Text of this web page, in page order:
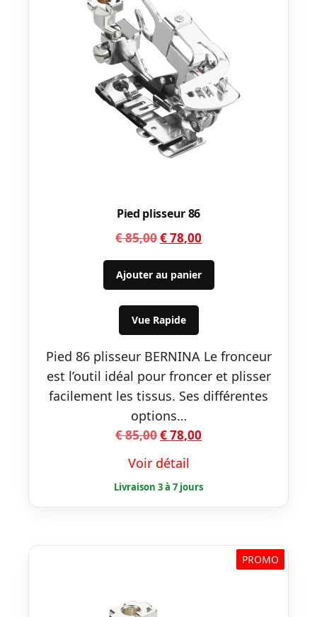
Pied plisseur 86
€85,00Le
prix
initial
était :
€ 85,00.
€78,00
prix
actuel
est :
Ajouter au panier
Vue Rapide
Pied 86 plisseur BERNINA Le fronceur
est l’outil idéal pour froncer et plisser
facilement les tissus. Ses différentes
options…
€85,00Le
initial
était :
€ 85,00.
€78,00
est :
€ 78,00.
Voir détail
PROMO